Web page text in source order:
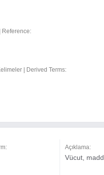
Reference:
| Derived Terms:
Açıklama:
Vücut,